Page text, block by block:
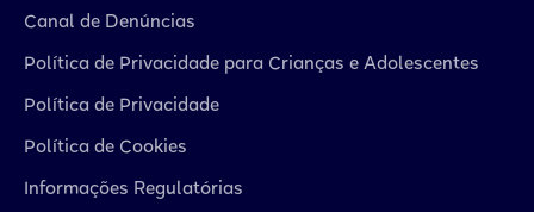
Canal de Denúncias
Política de Privacidade para Crianças e Adolescentes
Política de Privacidade
Política de Cookies
Informações Regulatórias